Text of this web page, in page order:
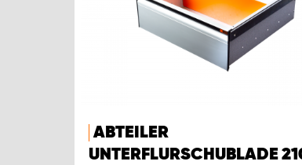
ABTEILER
UNTERFLURSCHUBLADE